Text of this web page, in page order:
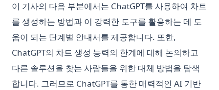
이 기사의 다음 부분에서는 ChatGPT를 사용하여 차트
를 생성하는 방법과 이 강력한 도구를 활용하는 데 도
움이 되는 단계별 안내서를 제공합니다. 또한,
ChatGPT의 차트 생성 능력의 한계에 대해 논의하고
다른 솔루션을 찾는 사람들을 위한 대체 방법을 탐색
합니다. 그러므로 ChatGPT를 통한 매력적인 AI 기반